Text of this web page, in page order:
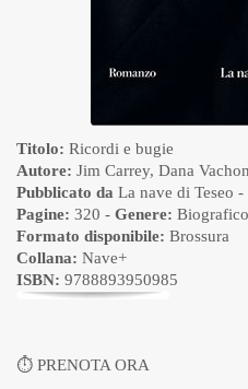
Titolo: Ricordi e bugie
Autore: Jim Carrey, Dana Vachon
Pubblicato da La nave di Teseo -
Pagine: 320 - Genere: Biografico
Formato disponibile: Brossura
Collana: Nave+
ISBN: 9788893950985
⏱ PRENOTA ORA